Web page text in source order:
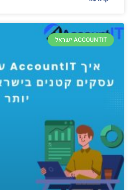
ACCOUNTIT ישראל